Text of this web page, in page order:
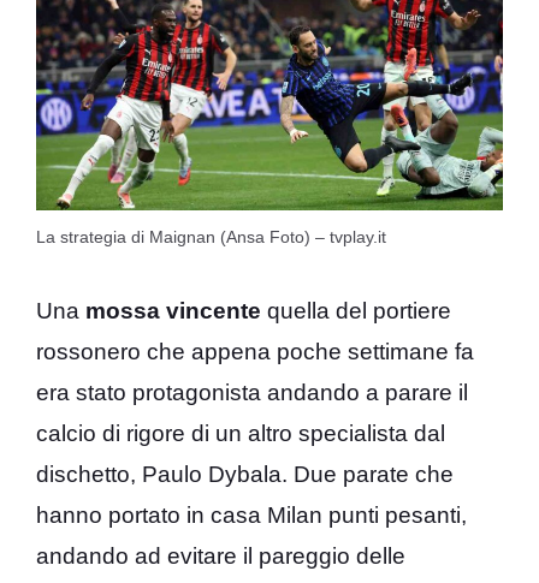
La strategia di Maignan (Ansa Foto) – tvplay.it
Una mossa vincente quella del portiere
rossonero che appena poche settimane fa
era stato protagonista andando a parare il
calcio di rigore di un altro specialista dal
dischetto, Paulo Dybala. Due parate che
hanno portato in casa Milan punti pesanti,
andando ad evitare il pareggio delle